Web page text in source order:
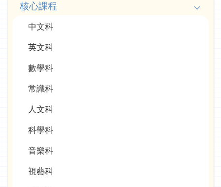
科核心課程
中文科
英文科
數學科
常識科
人文科
科學科
音樂科
視藝科